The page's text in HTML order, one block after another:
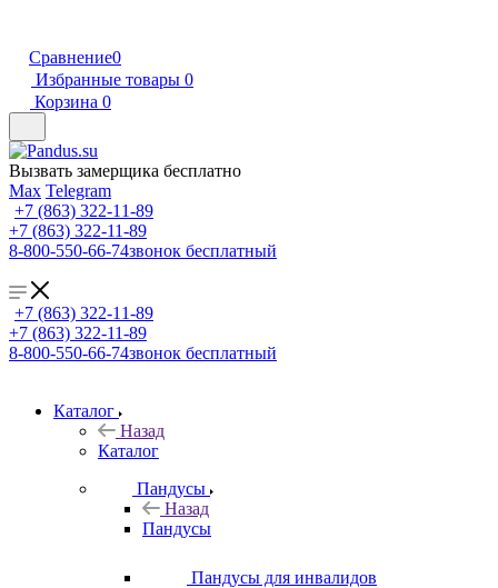
Сравнение0
Избранные товары 0
Корзина 0
Вызвать замерщика бесплатно
Max Telegram
+7 (863) 322-11-89
+7 (863) 322-11-89
8-800-550-66-74звонок бесплатный
+7 (863) 322-11-89
+7 (863) 322-11-89
8-800-550-66-74звонок бесплатный
Каталог
Назад
Каталог
Пандусы
Назад
Пандусы
Пандусы для инвалидов